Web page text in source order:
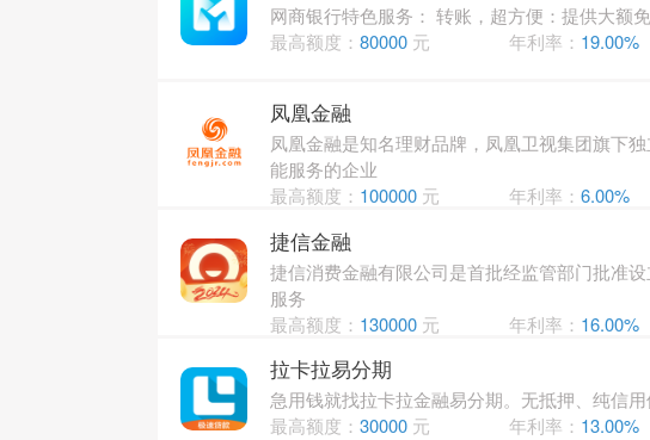
网商银行特色服务： 转账，超方便：提供大额
最高额度： 80000元 年利率： 19.00%
凤凰金融
凤凰金融是知名理财品牌，凤凰卫视集团旗下
能服务的企业
最高额度： 100000元 年利率：6.00%
捷信金融
捷信消费金融有限公司是首批经监管部门批准
服务
最高额度： 130000元 年利率： 16.00%
拉卡拉易分期
急用钱就找拉卡拉金融易分期。无抵押、纯信
最高额度： 30000元 年利率： 13.00%